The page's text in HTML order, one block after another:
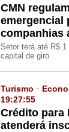
CMN
emergencial
companhias
Setor terá até R$
capital de giro
Turismo -
19:27:55
Crédito para
atenderá